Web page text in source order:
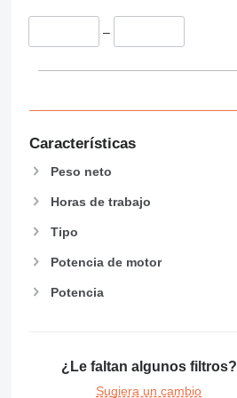
–
Características
Peso neto
Horas de trabajo
Tipo
Potencia de motor
Potencia
¿Le faltan algunos filtros?
Sugiera un cambio